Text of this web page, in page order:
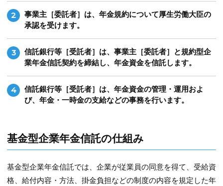
2
事業主［委託者］は、年金規約について厚生労働大臣の
承認を受けます。
3
信託銀行等［受託者］は、事業主［委託者］と規約型企
業年金信託契約を締結し、年金資金を信託します。
4
信託銀行等［受託者］は、年金資金の管理・運用およ
び、年金・一時金の支給などの事務を行います。
基金型企業年金信託の仕組み
基金型企業年金信託では、企業が従業員の同意を得て、受給資
格、給付内容・方法、掛金負担などの制度の内容を規定した年